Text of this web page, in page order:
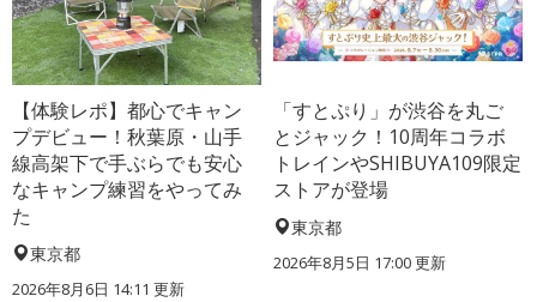
【体験レポ】都心でキャン
プデビュー！秋葉原・山手
線高架下で手ぶらでも安心
なキャンプ練習をやってみ
た
東京都
2026年8月6日 14:11 更新
「すとぷり」が渋谷を丸ご
とジャック！10周年コラボ
トレインやSHIBUYA109限定
ストアが登場
東京都
2026年8月5日 17:00更新